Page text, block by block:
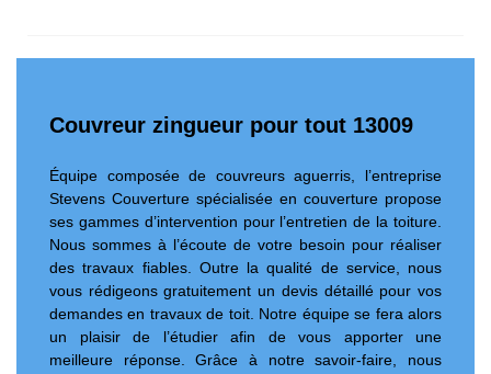
Couvreur zingueur pour tout 13009
Équipe composée de couvreurs aguerris, l’entreprise
Stevens Couverture spécialisée en couverture propose
ses gammes d’intervention pour l’entretien de la toiture.
Nous sommes à l’écoute de votre besoin pour réaliser
des travaux fiables. Outre la qualité de service, nous
vous rédigeons gratuitement un devis détaillé pour vos
demandes en travaux de toit. Notre équipe se fera alors
un plaisir de l’étudier afin de vous apporter une
meilleure réponse. Grâce à notre savoir-faire, nous